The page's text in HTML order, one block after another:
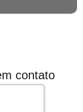
contato